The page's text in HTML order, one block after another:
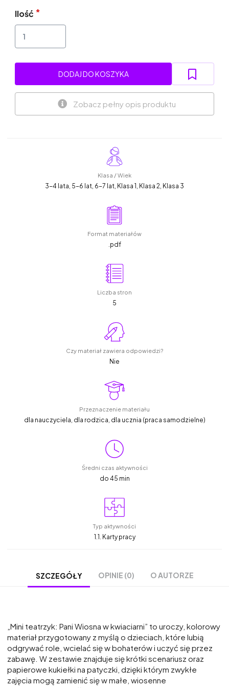
Ilość
DODAJ DO KOSZYKA
Zobacz pełny opis produktu
Klasa / Wiek
3-4 lata, 5-6 lat, 6-7 lat, Klasa 1, Klasa 2, Klasa 3
Format materiałów
.pdf
Liczba stron
5
Czy materiał zawiera odpowiedzi?
Nie
Przeznaczenie materiału
dla nauczyciela, dla rodzica, dla ucznia (praca samodzielne)
Średni czas aktywności
do 45 min
Typ aktywności
1.1. Karty pracy
SZCZEGÓŁY OPINIE (0) O AUTORZE
„Mini teatrzyk: Pani Wiosna w kwiaciarni” to uroczy, kolorowy
materiał przygotowany z myślą o dzieciach, które lubią
odgrywać role, wcielać się w bohaterów i uczyć się przez
zabawę. W zestawie znajduje się krótki scenariusz oraz
papierowe kukiełki na patyczki, dzięki którym zwykłe
zajęcia mogą zamienić się w małe, wiosenne